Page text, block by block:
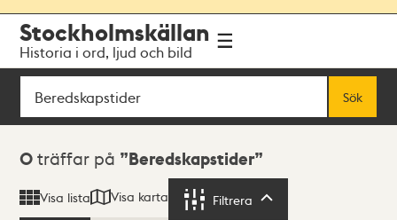
navigationen
huvudinnehållet
Stockholmskällan
Historia i ord, ljud och bild
Sök
Sök
Sökresultat
0 träffar på Beredskapstider
Visa lista Visa karta Filtrera